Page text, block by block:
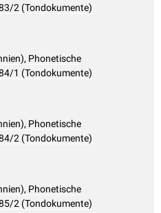
2 (Tondokumente)
Phonetische
1 (Tondokumente)
Phonetische
2 (Tondokumente)
Phonetische
2 (Tondokumente)